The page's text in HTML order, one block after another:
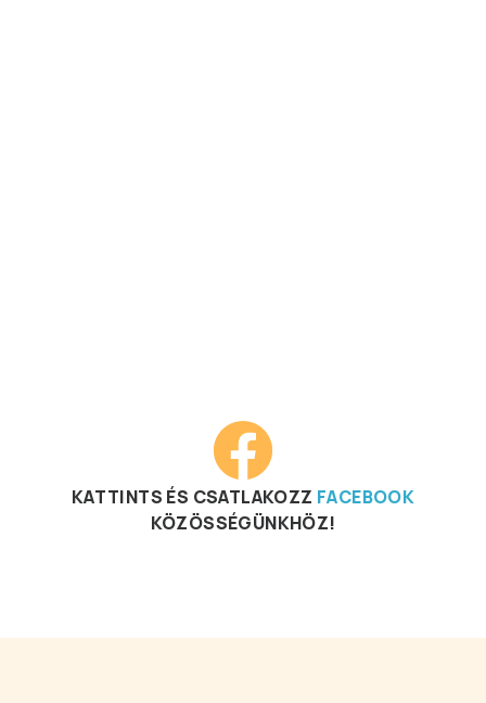
KATTINTS ÉS CSATLAKOZZ FACEBOOK
KÖZÖSSÉGÜNKHÖZ!